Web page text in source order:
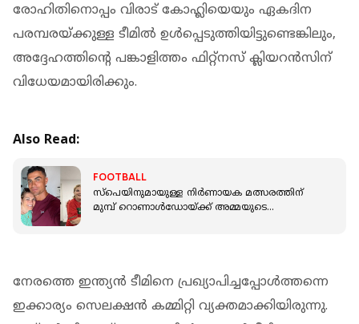
രോഹിതിനൊപ്പം വിരാട് കോഹ്ലിയെയും ഏകദിന
പരമ്പരയ്ക്കുള്ള ടീമില്‍ ഉള്‍പ്പെടുത്തിയിട്ടുണ്ടെങ്കിലും,
അദ്ദേഹത്തിന്റെ പങ്കാളിത്തം ഫിറ്റ്‌നസ് ക്ലിയറന്‍സിന്
വിധേയമായിരിക്കും.
Also Read:
FOOTBALL
സ്‌പെയിനുമായുള്ള നിര്‍ണായക മത്സരത്തിന്
മുമ്പ് റൊണാള്‍ഡോയ്ക്ക് അമ്മയുടെ
നേരത്തെ ഇന്ത്യന്‍ ടീമിനെ പ്രഖ്യാപിച്ചപ്പോള്‍ത്തന്നെ
ഇക്കാര്യം സെലക്ഷന്‍ കമ്മിറ്റി വ്യക്തമാക്കിയിരുന്നു.